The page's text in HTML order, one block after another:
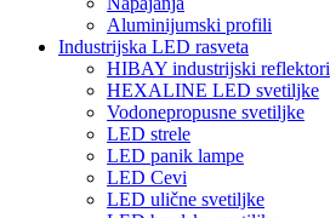
Aluminijumski profili
Industrijska LED rasveta
HIBAY industrijski reflektori
HEXALINE LED svetiljke
Vodonepropusne svetiljke
LED strele
LED panik lampe
LED Cevi
LED ulične svetiljke